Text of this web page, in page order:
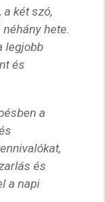
két szó,
hete.
legjobb
és
a
és
a napi